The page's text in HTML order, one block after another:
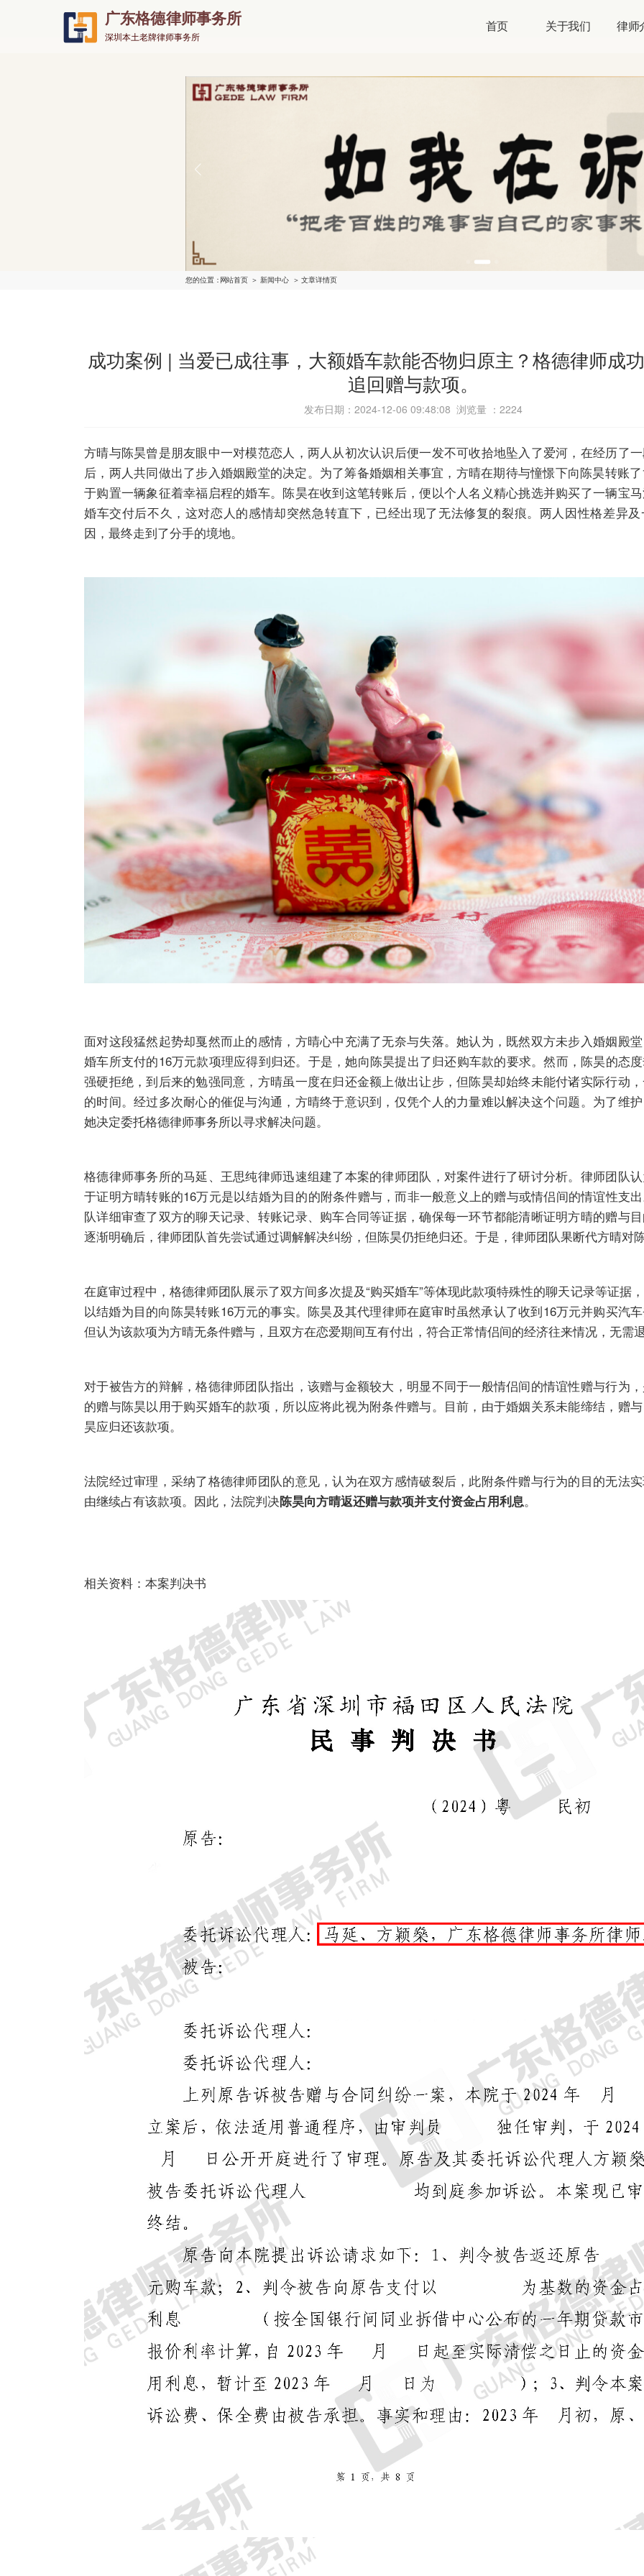
首页 关于我们 律师
广东格德律师事务所
深圳本土老牌律师事务所
您的位置：网站首页 ＞ 新闻中心 ＞ 文章详情页
成功案例 | 当爱已成往事，大额婚车款能否物归原主？格德律师成
追回赠与款项。
发布日期：2024-12-06 09:48:08 浏览量 ： 2224
方晴与陈昊曾是朋友眼中一对模范恋人，两人从初次认识后便一发不可收拾地坠入了爱河，在经历了
后，两人共同做出了步入婚姻殿堂的决定。为了筹备婚姻相关事宜，方晴在期待与憧憬下向陈昊转账
于购置一辆象征着幸福启程的婚车。陈昊在收到这笔转账后，便以个人名义精心挑选并购买了一辆宝
婚车交付后不久，这对恋人的感情却突然急转直下，已经出现了无法修复的裂痕。两人因性格差异
因，最终走到了分手的境地。
面对这段猛然起势却戛然而止的感情，方晴心中充满了无奈与失落。她认为，既然双方未步入婚姻殿
婚车所支付的16万元款项理应得到归还。于是，她向陈昊提出了归还购车款的要求。然而，陈昊的态
强硬拒绝，到后来的勉强同意，方晴虽一度在归还金额上做出让步，但陈昊却始终未能付诸实际行动
的时间。经过多次耐心的催促与沟通，方晴终于意识到，仅凭个人的力量难以解决这个问题。为了维
她决定委托格德律师事务所以寻求解决问题。
格德律师事务所的马延、王思纯律师迅速组建了本案的律师团队，对案件进行了研讨分析。律师团队
于证明方晴转账的16万元是以结婚为目的的附条件赠与，而非一般意义上的赠与或情侣间的情谊性支
队详细审查了双方的聊天记录、转账记录、购车合同等证据，确保每一环节都能清晰证明方晴的赠与
逐渐明确后，律师团队首先尝试通过调解解决纠纷，但陈昊仍拒绝归还。于是，律师团队果断代方晴对
在庭审过程中，格德律师团队展示了双方间多次提及“购买婚车”等体现此款项特殊性的聊天记录等证据
以结婚为目的向陈昊转账16万元的事实。陈昊及其代理律师在庭审时虽然承认了收到16万元并购买汽
但认为该款项为方晴无条件赠与，且双方在恋爱期间互有付出，符合正常情侣间的经济往来情况，无需
对于被告方的辩解，格德律师团队指出，该赠与金额较大，明显不同于一般情侣间的情谊性赠与行为
的赠与陈昊以用于购买婚车的款项，所以应将此视为附条件赠与。目前，由于婚姻关系未能缔结，赠
昊应归还该款项。
法院经过审理，采纳了格德律师团队的意见，认为在双方感情破裂后，此附条件赠与行为的目的无法
由继续占有该款项。因此，法院判决陈昊向方晴返还赠与款项并支付资金占用利息。
相关资料：本案判决书